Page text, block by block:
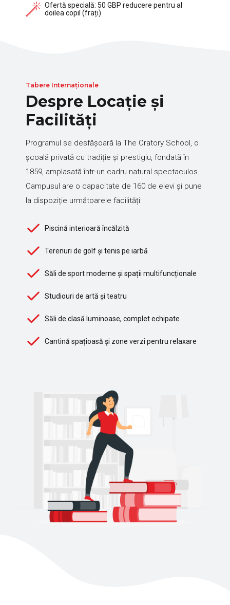
Ofertă specială: 50 GBP reducere pentru al
doilea copil (frați)
Tabere Internaționale
Despre Locație și
Facilități
Programul se desfășoară la The Oratory School, o
școală privată cu tradiție și prestigiu, fondată în
1859, amplasată într-un cadru natural spectaculos.
Campusul are o capacitate de 160 de elevi și pune
la dispoziție următoarele facilități:
Piscină interioară încălzită
Terenuri de golf și tenis pe iarbă
Săli de sport moderne și spații multifuncționale
Studiouri de artă și teatru
Săli de clasă luminoase, complet echipate
Cantină spațioasă și zone verzi pentru relaxare